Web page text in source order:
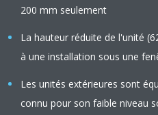
200 mm seulement
La hauteur réduite de l'unité
à une installation sous une
Les unités extérieures sont
connu pour son faible niveau